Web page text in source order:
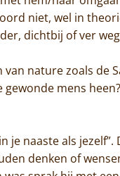
niet, wel in
dichtbij of ver
nature zoals de
mens
je naaste als
denken of